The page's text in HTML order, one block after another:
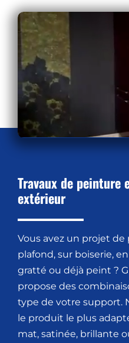
Travaux de
extérieur
Vous avez un projet
plafond, sur boiserie,
gratté ou déjà peint ?
propose des
type de votre support.
le produit le plus
mat, satinée, brillante